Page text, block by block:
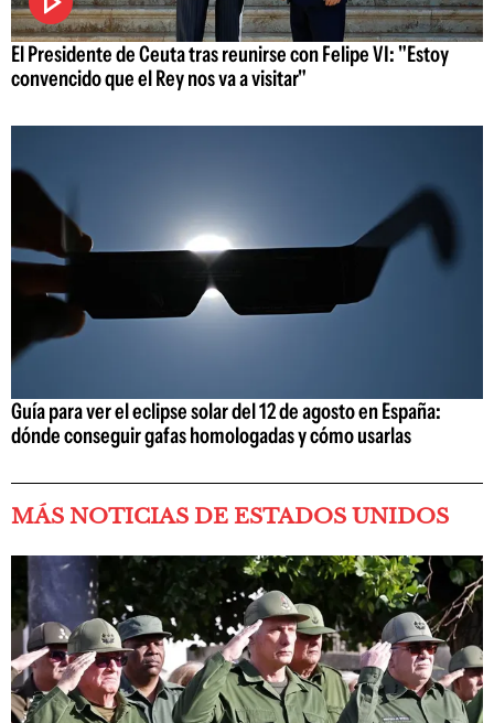
El Presidente de Ceuta tras reunirse con Felipe VI: "Estoy
convencido que el Rey nos va a visitar"
Guía para ver el eclipse solar del 12 de agosto en España:
dónde conseguir gafas homologadas y cómo usarlas
MÁS NOTICIAS DE ESTADOS UNIDOS